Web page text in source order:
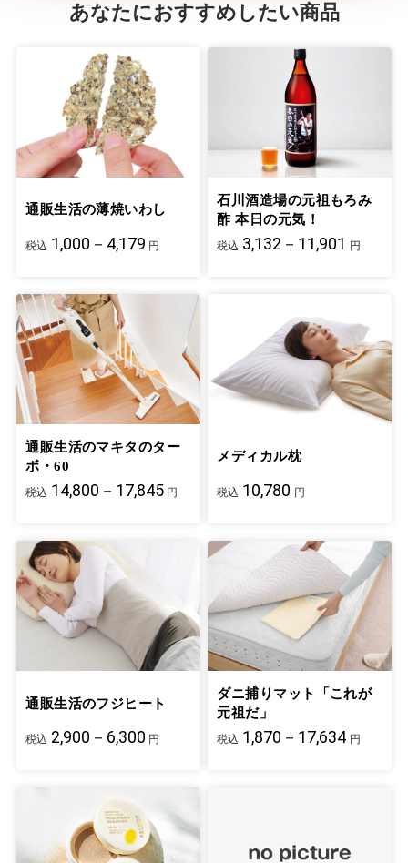
あなたにおすすめしたい商品
通販生活の薄焼いわし
税込 1,000－4,179 円
石川酒造場の元祖もろみ
酢 本日の元気！
税込 3,132－11,901 円
通販生活のマキタのター
ボ・60
税込 14,800－17,845 円
メディカル枕
税込 10,780 円
通販生活のフジヒート
税込 2,900－6,300 円
ダニ捕りマット「これが
元祖だ」
税込 1,870－17,634 円